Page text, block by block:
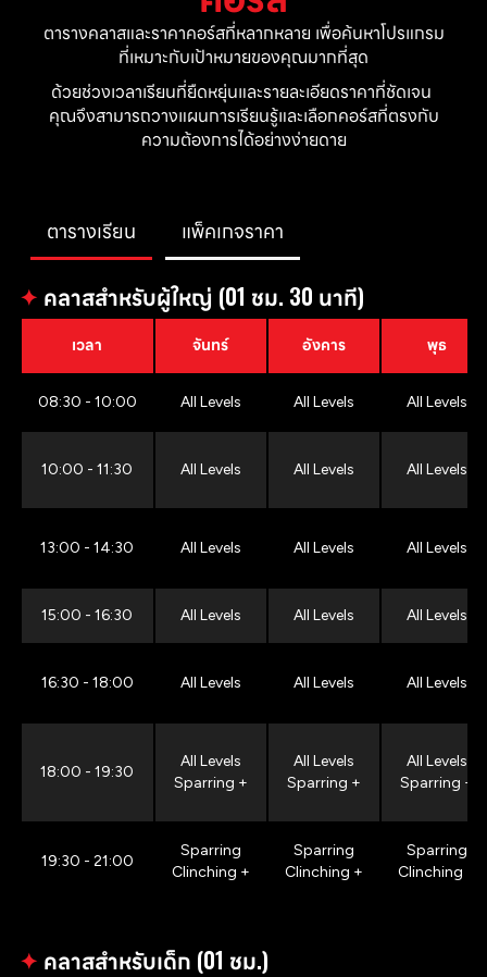
ตารางคลาสและราคาคอร์สที่หลากหลาย เพื่อค้นหาโปรแกรม
ที่เหมาะกับเป้าหมายของคุณมากที่สุด
ด้วยช่วงเวลาเรียนที่ยืดหยุ่นและรายละเอียดราคาที่ชัดเจน
คุณจึงสามารถวางแผนการเรียนรู้และเลือกคอร์สที่ตรงกับ
ความต้องการได้อย่างง่ายดาย
ตารางเรียน แพ็คเกจราคา
✦ คลาสสำหรับผู้ใหญ่ (01 ชม. 30 นาที)
เวลา จันทร์ อังคาร พุธ
08:30 - 10:00 All Levels All Levels All Levels
10:00 - 11:30 All Levels All Levels All Levels
13:00 - 14:30 All Levels All Levels All Levels
15:00 - 16:30 All Levels All Levels All Levels
16:30 - 18:00 All Levels All Levels All Levels
18:00 - 19:30
All Levels
Sparring +
All Levels
Sparring +
All Levels
Sparring +
19:30 - 21:00
Sparring
Clinching +
Sparring
Clinching +
Sparring
Clinching +
✦ คลาสสำหรับเด็ก (01 ชม.)